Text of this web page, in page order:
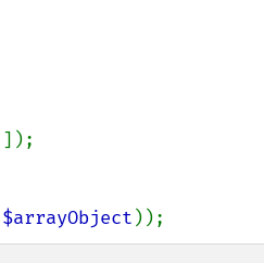
$arrayObject ));